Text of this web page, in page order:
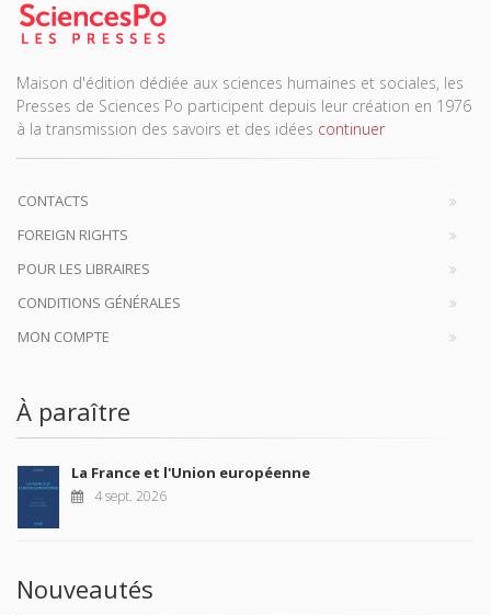
Maison d'édition dédiée aux sciences humaines et sociales, les
Presses de Sciences Po participent depuis leur création en 1976
à la transmission des savoirs et des idées continuer
CONTACTS
FOREIGN RIGHTS
POUR LES LIBRAIRES
CONDITIONS GÉNÉRALES
MON COMPTE
À paraître
La France et l'Union européenne
4 sept. 2026
Nouveautés